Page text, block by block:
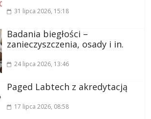
31 lipca 2026, 15:18
Badania biegłości –
zanieczyszczenia, osady i in.
24 lipca 2026, 13:46
Paged Labtech z akredytacją
17 lipca 2026, 08:58